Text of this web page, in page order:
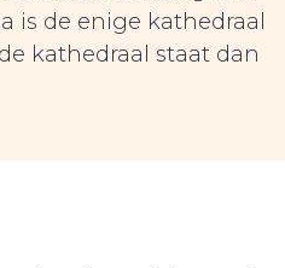
is de enige kathedraal
kathedraal staat dan